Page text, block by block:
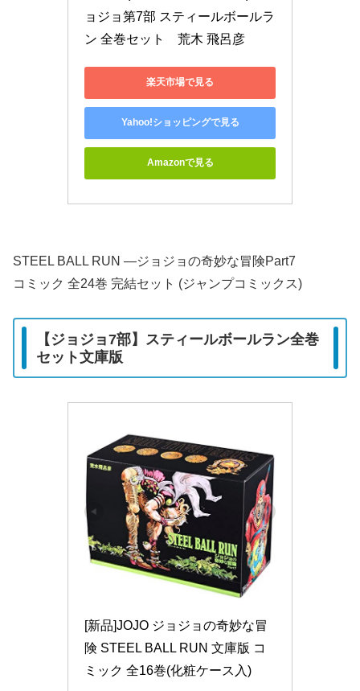
ョジョ第7部 スティールボールラ
ン 全巻セット　荒木 飛呂彦
楽天市場で見る
Yahoo!ショッピングで見る
Amazonで見る
STEEL BALL RUN ―ジョジョの奇妙な冒険Part7
コミック 全24巻 完結セット (ジャンプコミックス)
【ジョジョ7部】スティールボールラン全巻
セット文庫版
[新品]JOJO ジョジョの奇妙な冒
険 STEEL BALL RUN 文庫版 コ
ミック 全16巻(化粧ケース入)